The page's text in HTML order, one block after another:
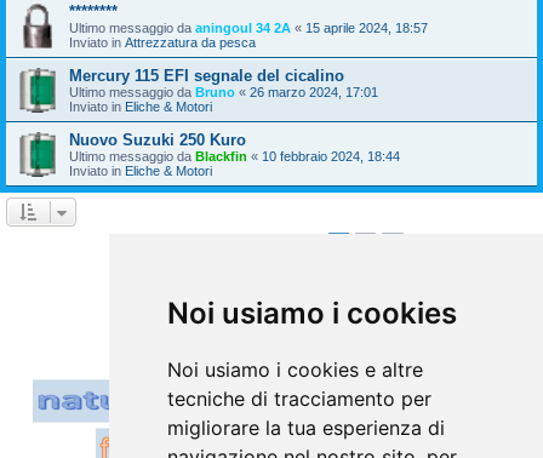
Noi usiamo i cookies
Noi usiamo i cookies e altre
tecniche di tracciamento per
migliorare la tua esperienza di
********
Ultimo messaggio da aningoul 34 2A « 15 aprile 2024, 18:57
Inviato in Attrezzatura da pesca
Mercury 115 EFI segnale del cicalino
Ultimo messaggio da Bruno « 26 marzo 2024, 17:01
Inviato in Eliche & Motori
Nuovo Suzuki 250 Kuro
Ultimo messaggio da Blackfin « 10 febbraio 2024, 18:44
Inviato in Eliche & Motori